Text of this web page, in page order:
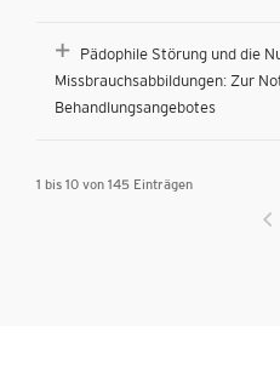
Pädophile Störung und die
Missbrauchsabbildungen: Zur
Behandlungsangebotes
1 bis 10 von 145 Einträgen